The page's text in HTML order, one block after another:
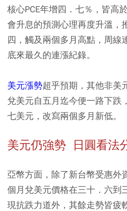
核心PCE年增四．七％，皆高
會升息的預測心理再度升溫
四，觸及兩個多月高點，周線
底來最久的連漲紀錄。
美元漲勢超乎預期，其他非美
兌美元自五月迄今便一路下
七美元，改寫兩個多月新低。
美元仍強勢 日圓看法
亞幣方面，除了新台幣受惠外
個月兌美元價格在三十．六到
現抗跌力道外，其餘走勢皆疲